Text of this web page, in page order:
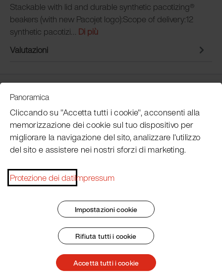
Stackable with lid and durable synthetic pacotizing®
beakers (with new Pacojet logo):Scope of delivery:12
synthetic pacotizi… Di più
Valutazioni
Customer Service
Subscribe Pacojet Newsletter
Would you like to be regularly updated on news, event
Termini e condizioni generali
Protezione dei dati
Panoramica
Cliccando su "Accetta tutti i cookie", acconsenti alla
memorizzazione dei cookie sul tuo dispositivo per
migliorare la navigazione del sito, analizzare l'utilizzo
del sito e assistere nei nostri sforzi di marketing.
Protezione dei datiImpressum
Impostazioni cookie
Rifiuta tutti i cookie
Accetta tutti i cookie